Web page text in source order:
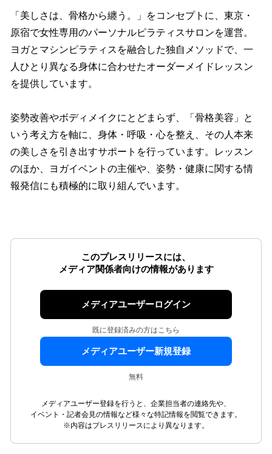
「美しさは、骨格から纏う。」をコンセプトに、東京・
原宿で女性専用のパーソナルピラティスサロンを運営。
ヨガとマシンピラティスを融合した独自メソッドで、一
人ひとり異なる身体に合わせたオーダーメイドレッスン
を提供しています。
姿勢改善やボディメイクにとどまらず、「骨格美容」と
いう考え方を軸に、身体・呼吸・心を整え、その人本来
の美しさを引き出すサポートを行っています。レッスン
のほか、ヨガイベントの主催や、姿勢・健康に関する情
報発信にも積極的に取り組んでいます。
このプレスリリースには、
メディア関係者向けの情報があります
メディアユーザーログイン
既に登録済みの方はこちら
メディアユーザー新規登録
無料
メディアユーザー登録を行うと、企業担当者の連絡先や、
イベント・記者会見の情報など様々な特記情報を閲覧できます。
※内容はプレスリリースにより異なります。